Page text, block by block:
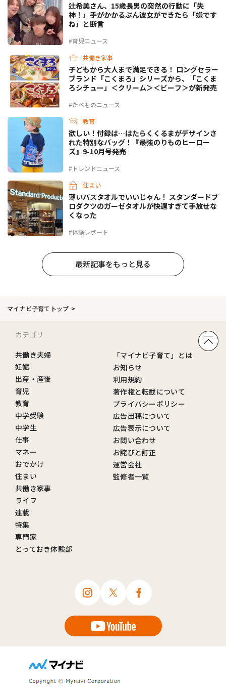
#育児ニュース
辻希美さん、15歳長男の突然の行動に「失
神！」手がかかるぶん彼女ができたら「嫌です
ね」と断言
共働き家事
#たべものニュース
子どもから大人まで満足できる！ ロングセラー
ブランド「こくまろ」シリーズから、「こくま
ろシチュー」＜クリーム＞＜ビーフ＞が新発売
教育
#トレンドニュース
欲しい！付録は…はたらくくるまがデザインさ
れた特別なバッグ！『最強のりものヒーロー
ズ』9-10月号発売
住まい
#体験レポート
薄いバスタオルでいいじゃん！ スタンダードプ
ロダクツのガーゼタオルが快適すぎて手放せな
くなった
最新記事をもっと見る
マイナビ子育てトップ
カテゴリ
共働き夫婦
妊娠
出産・産後
育児
教育
中学受験
中学生
仕事
マネー
おでかけ
住まい
共働き家事
ライフ
連載
特集
専門家
とっておき体験部
「マイナビ子育て」とは
お知らせ
利用規約
著作権と転載について
プライバシーポリシー
広告出稿について
広告表示について
お問い合わせ
お詫びと訂正
運営会社
監修者一覧